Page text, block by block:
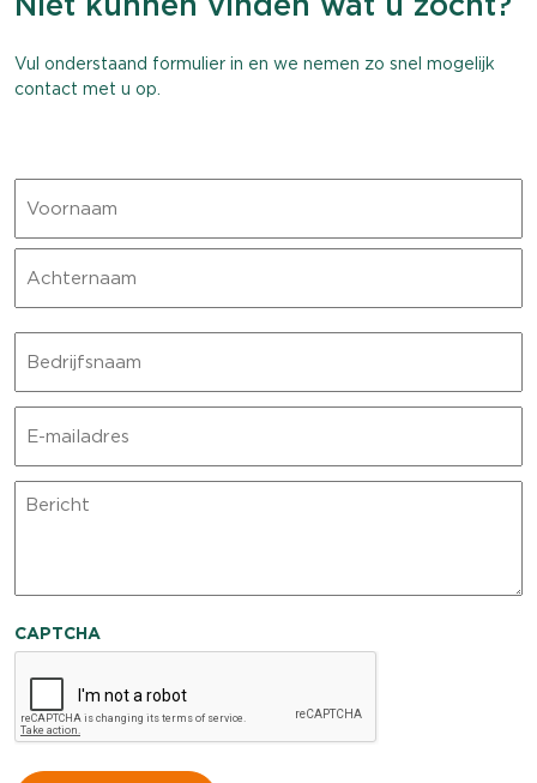
Vul onderstaand formulier in en we nemen zo snel mogelijk
contact met u op.
mailadres
CAPTCHA